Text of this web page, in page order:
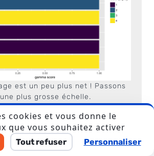
est un peu plus net ! Passons
plus grosse échelle.
POUR LA ROUTE ?
cookies et vous donne le
que vous souhaitez activer
Tout refuser Personnaliser